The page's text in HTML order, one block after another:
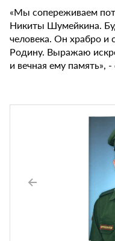
«Мы сопереживаем
Никиты Шумейкина.
человека. Он храбро
Родину. Выражаю
и вечная ему память», -